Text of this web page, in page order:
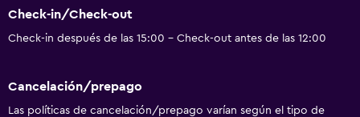
Check-in/Check-out
Check-in después de las 15:00 - Check-out antes de las 12:00
Cancelación/prepago
Las políticas de cancelación/prepago varían según el tipo de